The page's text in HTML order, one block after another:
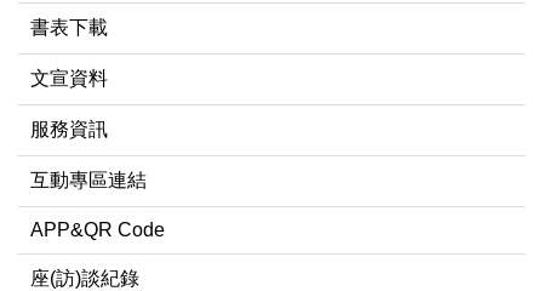
書表下載
文宣資料
服務資訊
互動專區連結
APP&QR Code
座(訪)談紀錄